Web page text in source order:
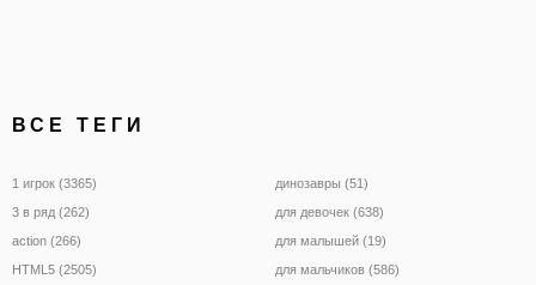
ВСЕ ТЕГИ
1 игрок (3365)
3 в ряд (262)
action (266)
HTML5 (2505)
динозавры (51)
для девочек (638)
для малышей (19)
для мальчиков (586)